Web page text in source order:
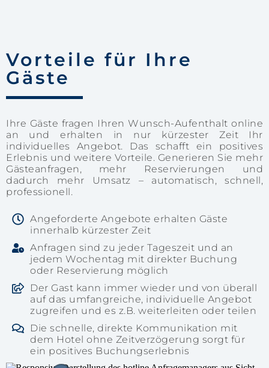
Vorteile für Ihre
Gäste
Ihre Gäste fragen Ihren Wunsch-Aufenthalt online
an und erhalten in nur kürzester Zeit Ihr
individuelles Angebot. Das schafft ein positives
Erlebnis und weitere Vorteile. Generieren Sie mehr
Gästeanfragen, mehr Reservierungen und
dadurch mehr Umsatz – automatisch, schnell,
professionell.
Angeforderte Angebote erhalten Gäste
innerhalb kürzester Zeit
Anfragen sind zu jeder Tageszeit und an
jedem Wochentag mit direkter Buchung
oder Reservierung möglich
Der Gast kann immer wieder und von überall
auf das umfangreiche, individuelle Angebot
zugreifen und es z.B. weiterleiten oder teilen
Die schnelle, direkte Kommunikation mit
dem Hotel ohne Zeitverzögerung sorgt für
ein positives Buchungserlebnis